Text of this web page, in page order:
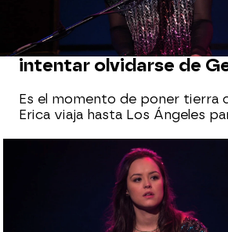
MOMENTO DESTACADO
Erica viaja a Los
intentar olvidarse de
Es el momento de poner tierra
Erica viaja hasta Los Ángeles
20 de agosto de 2021,